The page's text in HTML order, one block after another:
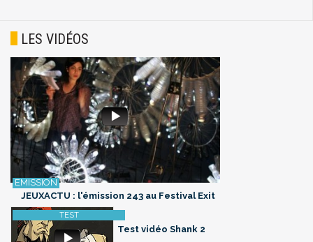
LES VIDÉOS
JEUXACTU : l'émission 243 au Festival Exit
Test vidéo Shank 2